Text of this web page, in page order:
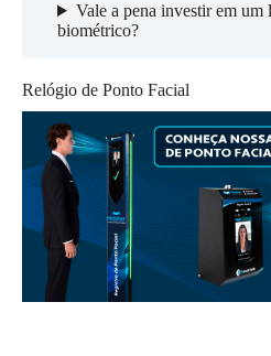
Vale a pena investir em um
biométrico?
Relógio de Ponto Facial